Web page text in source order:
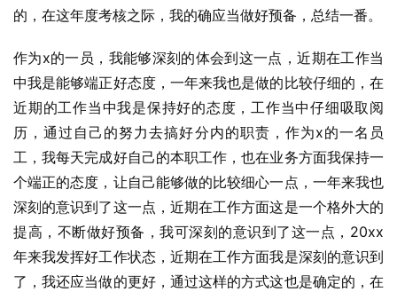
的，在这年度考核之际，我的确应当做好预备，总结一番。
作为x的一员，我能够深刻的体会到这一点，近期在工作当
中我是能够端正好态度，一年来我也是做的比较仔细的，在
近期的工作当中我是保持好的态度，工作当中仔细吸取阅
历，通过自己的努力去搞好分内的职责，作为x的一名员
工，我每天完成好自己的本职工作，也在业务方面我保持一
个端正的态度，让自己能够做的比较细心一点，一年来我也
深刻的意识到了这一点，近期在工作方面这是一个格外大的
提高，不断做好预备，我可深刻的意识到了这一点，20xx
年来我发挥好工作状态，近期在工作方面我是深刻的意识到
了，我还应当做的更好，通过这样的方式这也是确定的，在